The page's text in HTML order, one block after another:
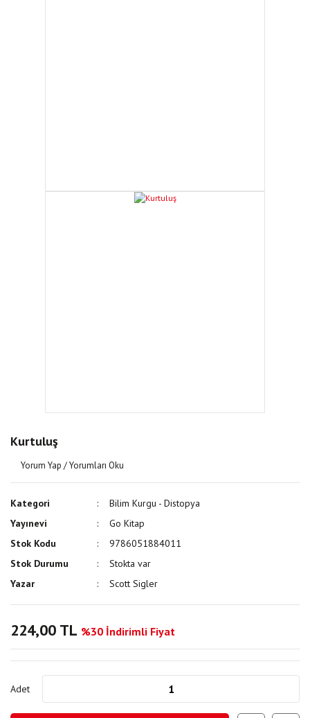
Kurtuluş
Yorum Yap / Yorumları Oku
Kategori
Bilim Kurgu - Distopya
Yayınevi
Go Kitap
Stok Kodu
9786051884011
Stok Durumu
Stokta var
Yazar
Scott Sigler
224,00 TL %30 İndirimli Fiyat
Adet